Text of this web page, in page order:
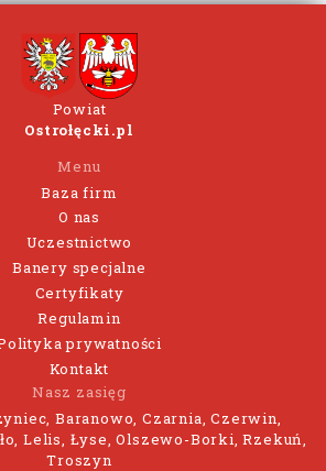
Powiat
Ostrołęcki.pl
Menu
Baza firm
O nas
Uczestnictwo
Banery specjalne
Certyfikaty
Regulamin
prywatności
Kontakt
Nasz zasięg
Baranowo, Czarnia, Czerwin,
Lelis, Łyse, Olszewo-Borki, Rzekuń,
Troszyn